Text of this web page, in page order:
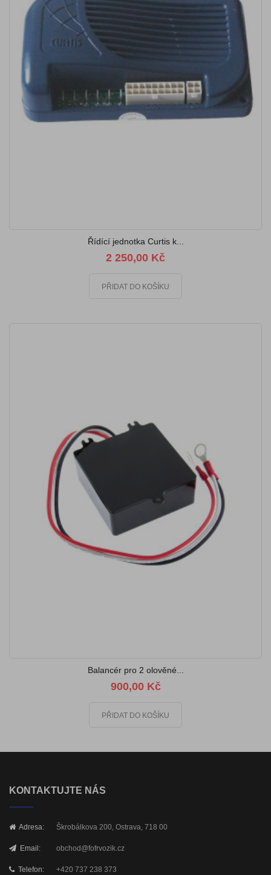
Řídící jednotka Curtis k...
2 250,00 Kč
PŘIDAT DO KOŠÍKU
Balancér pro 2 olověné...
900,00 Kč
PŘIDAT DO KOŠÍKU
KONTAKTUJTE NÁS
Adresa: Škrobálkova 200, Ostrava, 718 00
Email: obchod@fofrvozik.cz
Telefon: +420 737 238 373